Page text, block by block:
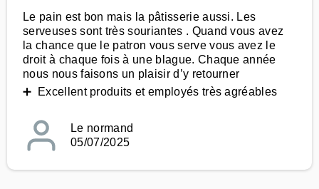
Le pain est bon mais la pâtisserie aussi. Les
serveuses sont très souriantes . Quand vous avez
la chance que le patron vous serve vous avez le
droit à chaque fois à une blague. Chaque année
nous nous faisons un plaisir d’y retourner
➕ Excellent produits et employés très agréables
Le normand
05/07/2025